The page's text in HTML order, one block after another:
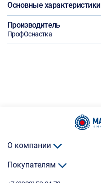
Основные характеристики
Производитель
ПрофОснастка
О компании
Покупателям